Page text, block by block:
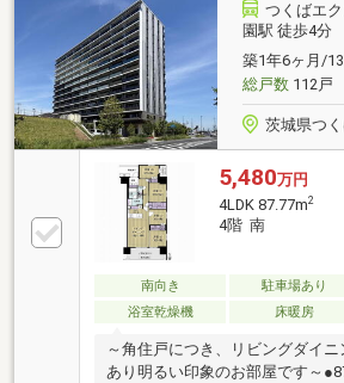
つくばエ
園駅 徒歩4分
築1年6ヶ月/
総戸数112戸
茨城県つ
5,480万円
4LDK 87.77m2
4階 南
南向き 駐車場あり
浴室乾燥機
床暖房
～角住戸につき、リビングダイ
あり明るい印象のお部屋です～